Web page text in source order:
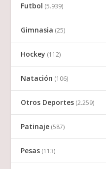
Futbol (5.939)
Gimnasia (25)
Hockey (112)
Natación (106)
Otros Deportes (2.259)
Patinaje (587)
Pesas (113)